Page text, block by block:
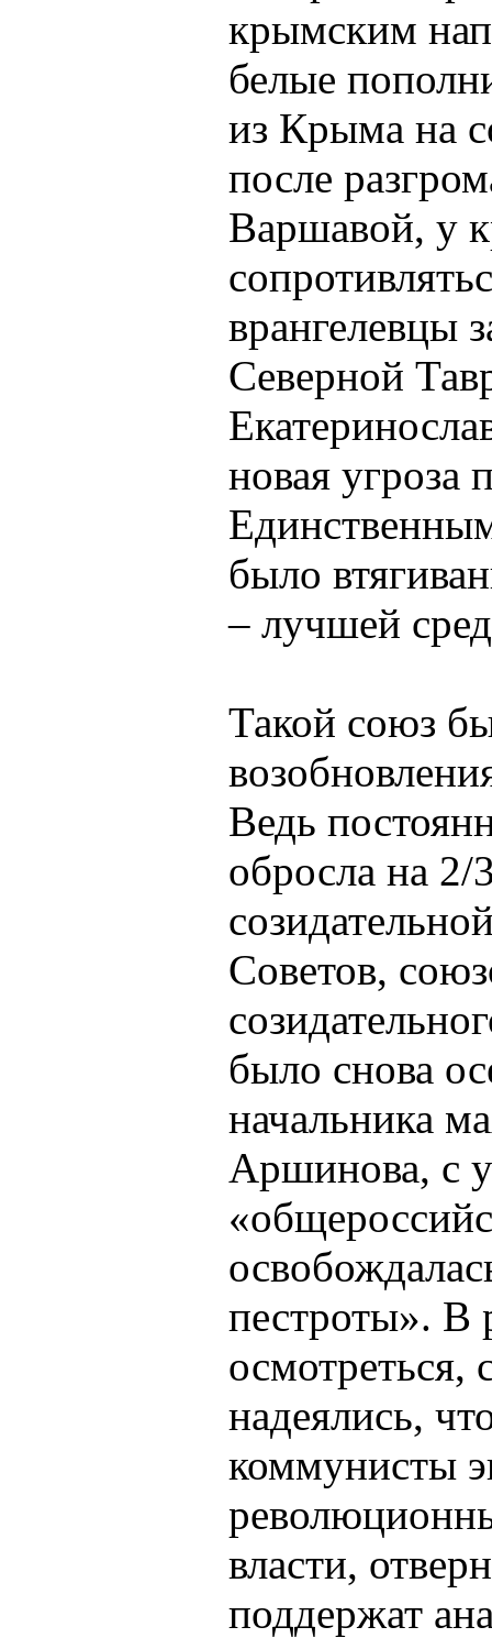
крымским
белые
из Крыма на
после
Варшавой, у
врангелевцы
Северной
новая угроза
было
– лучшей
Такой союз
Ведь
обросла на
Советов,
было снова
начальника
Аршинова, с
пестроты». В
надеялись,
коммунисты
власти,
поддержат